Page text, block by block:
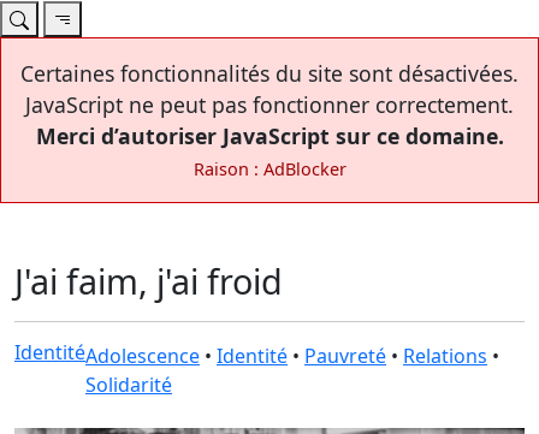
Certaines fonctionnalités du site sont désactivées.
JavaScript ne peut pas fonctionner correctement.
Merci d’autoriser JavaScript sur ce domaine.
Raison : AdBlocker
J'ai faim, j'ai froid
IdentitéAdolescence • Identité • Pauvreté • Relations •
Solidarité